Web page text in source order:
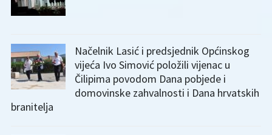
Načelnik Lasić i predsjednik Općinskog
vijeća Ivo Simović položili vijenac u
Čilipima povodom Dana pobjede i
domovinske zahvalnosti i Dana hrvatskih
branitelja